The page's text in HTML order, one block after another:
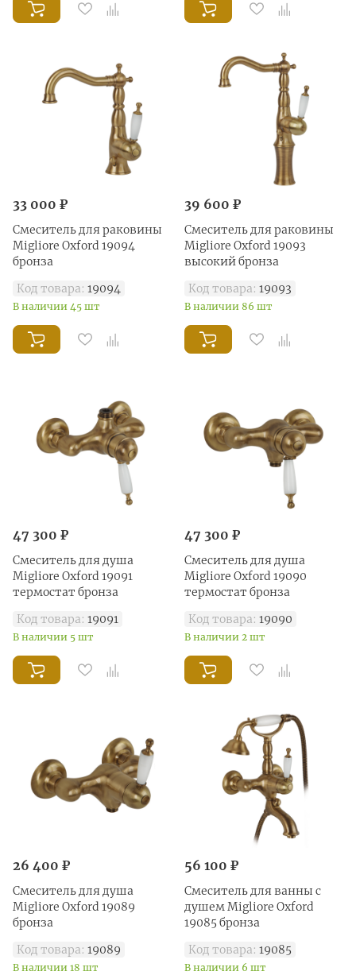
33 000 ₽
Смеситель для раковины
Migliore Oxford 19094
бронза
Код товара: 19094
В наличии 45 шт
39 600 ₽
Смеситель для раковины
Migliore Oxford 19093
высокий бронза
Код товара: 19093
В наличии 86 шт
47 300 ₽
Смеситель для душа
Migliore Oxford 19091
термостат бронза
Код товара: 19091
В наличии 5 шт
47 300 ₽
Смеситель для душа
Migliore Oxford 19090
термостат бронза
Код товара: 19090
В наличии 2 шт
26 400 ₽
Смеситель для душа
Migliore Oxford 19089
бронза
Код товара: 19089
В наличии 18 шт
56 100 ₽
Смеситель для ванны с
душем Migliore Oxford
19085 бронза
Код товара: 19085
В наличии 6 шт